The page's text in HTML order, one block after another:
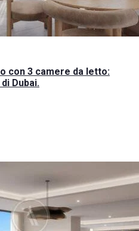
con 3 camere da letto:
Dubai.